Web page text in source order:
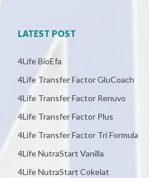
LATEST POST
4Life BioEfa
4Life Transfer Factor GluCoach
4Life Transfer Factor Renuvo
4Life Transfer Factor Plus
4Life Transfer Factor Tri Formula
4Life NutraStart Vanilla
4Life NutraStart Cokelat